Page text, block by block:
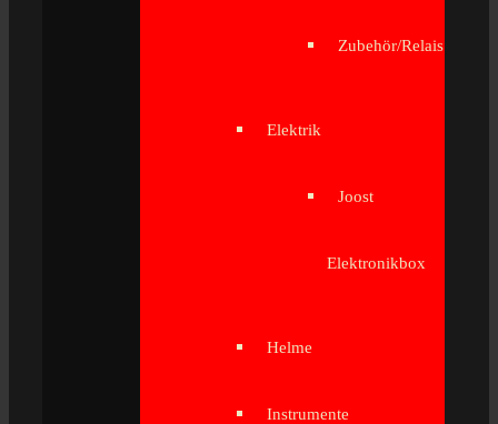
Zubehör/Relais
Elektrik
Joost
Elektronikbox
Helme
Instrumente